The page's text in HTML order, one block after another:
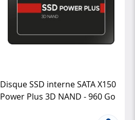
Disque SSD interne SATA X150
Power Plus 3D NAND - 960 Go